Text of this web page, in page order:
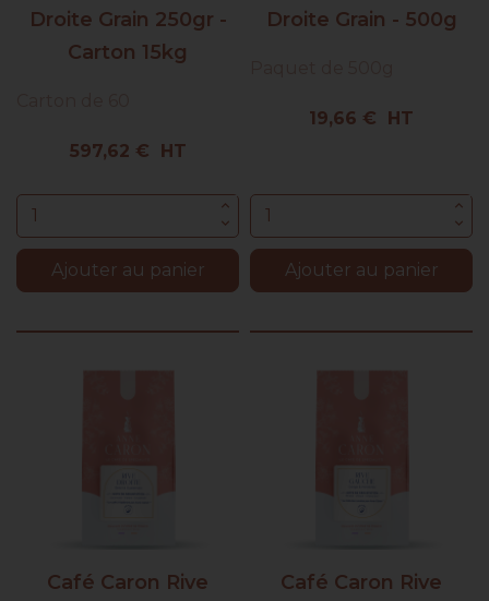
Droite Grain 250gr -
Carton 15kg
Prix
597,62 € HT
Ajouter au panier
Droite Grain - 500g
Prix
19,66 € HT
Ajouter au panier
Café Caron Rive
Café Caron Rive